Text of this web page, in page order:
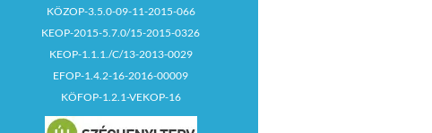
KÖZOP-3.5.0-09-11-2015-066
KEOP-2015-5.7.0/15-2015-0326
KEOP-1.1.1./C/13-2013-0029
EFOP-1.4.2-16-2016-00009
KÖFOP-1.2.1-VEKOP-16